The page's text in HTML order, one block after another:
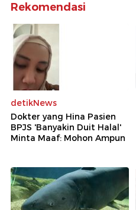
Rekomendasi
detikNews
Dokter yang Hina Pasien
BPJS 'Banyakin Duit Halal'
Minta Maaf: Mohon Ampun